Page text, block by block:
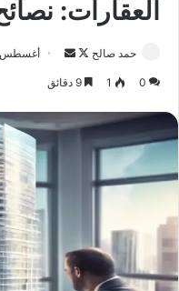
العقارات:
حمد صالح
ت
ر
أغسطس 13, 2024
0
1